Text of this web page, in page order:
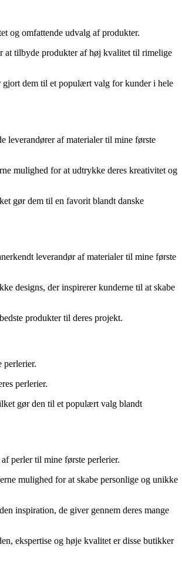
og omfattende udvalg af produkter.
at tilbyde produkter af høj kvalitet til rimelige
gjort dem til et populært valg for kunder i hele
leverandører af materialer til mine første
mulighed for at udtrykke deres kreativitet og
gør dem til en favorit blandt danske
leverandør af materialer til mine første
designs, der inspirerer kunderne til at skabe
produkter til deres projekt.
perlerier.
perlerier.
gør den til et populært valg blandt
perler til mine første perlerier.
mulighed for at skabe personlige og unikke
inspiration, de giver gennem deres mange
ekspertise og høje kvalitet er disse butikker